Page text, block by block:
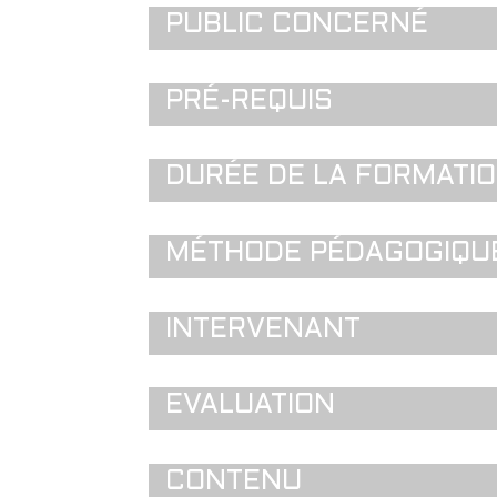
PUBLIC CONCERNÉ
PRÉ-REQUIS
DURÉE DE LA
MÉTHODE
INTERVENANT
EVALUATION
CONTENU